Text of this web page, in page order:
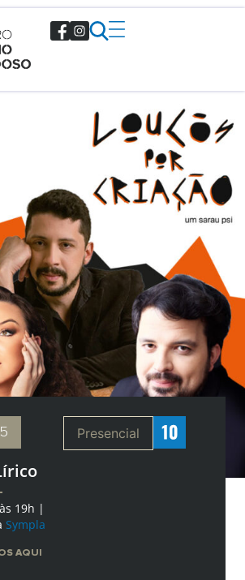
19h |
Sympla
AQUI
Presencial